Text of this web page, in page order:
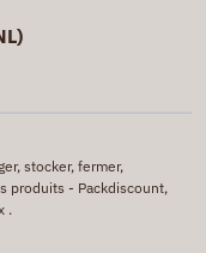
stocker, fermer,
produits - Packdiscount,
.